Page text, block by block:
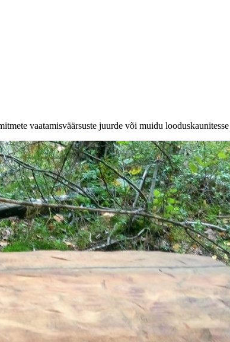
vaatamisväärsuste juurde või muidu looduskaunitesse